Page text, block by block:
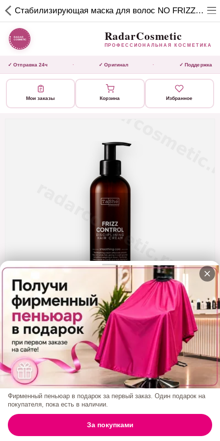
RadarCosmetic
КОСМЕТИКА
✕
Активаторы
Ботокс
Завершающие маски 3 шаг
Ещё категории
✓ Отправка 24ч · ✓ Оригинал ✓ Поддержка
ГЛАВНАЯ ПОИСК КОРЗИНА АККАУНТ
Стабилизирующая маска для волос NO FRIZZ BALANCE SEAL
RadarCosmetic
ПРОФЕССИОНАЛЬНАЯ КОСМЕТИКА
✓ Отправка 24ч · ✓ Оригинал · ✓ Поддержка
Мои заказы Корзина Избранное
Стабилизирующая Маска Для Волос NO FRIZZ
BALANCE SEAL
Код товара: NFseal
1 560₽
Фирменный пеньюар в подарок за первый заказ. Один подарок на
покупателя, пока есть в наличии.
За покупками